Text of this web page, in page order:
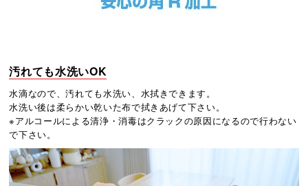
汚れても水洗いOK
水滴なので、汚れても水洗い、水拭きできます。
水洗い後は柔らかい乾いた布で拭きあげて下さい。
※アルコールによる清浄・消毒はクラックの原因になるので行わない
で下さい。